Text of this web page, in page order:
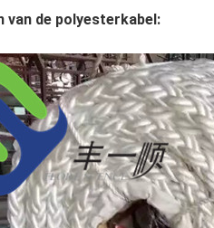
van de polyesterkabel: